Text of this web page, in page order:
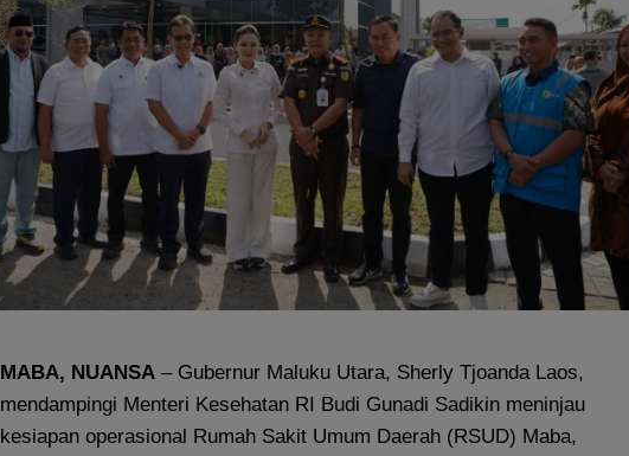
MABA, NUANSA – Gubernur Maluku Utara, Sherly Tjoanda Laos,
mendampingi Menteri Kesehatan RI Budi Gunadi Sadikin meninjau
kesiapan operasional Rumah Sakit Umum Daerah (RSUD) Maba,